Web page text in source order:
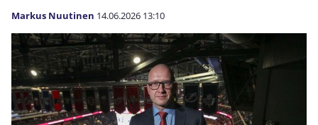
Markus Nuutinen 14.06.2026 13:10